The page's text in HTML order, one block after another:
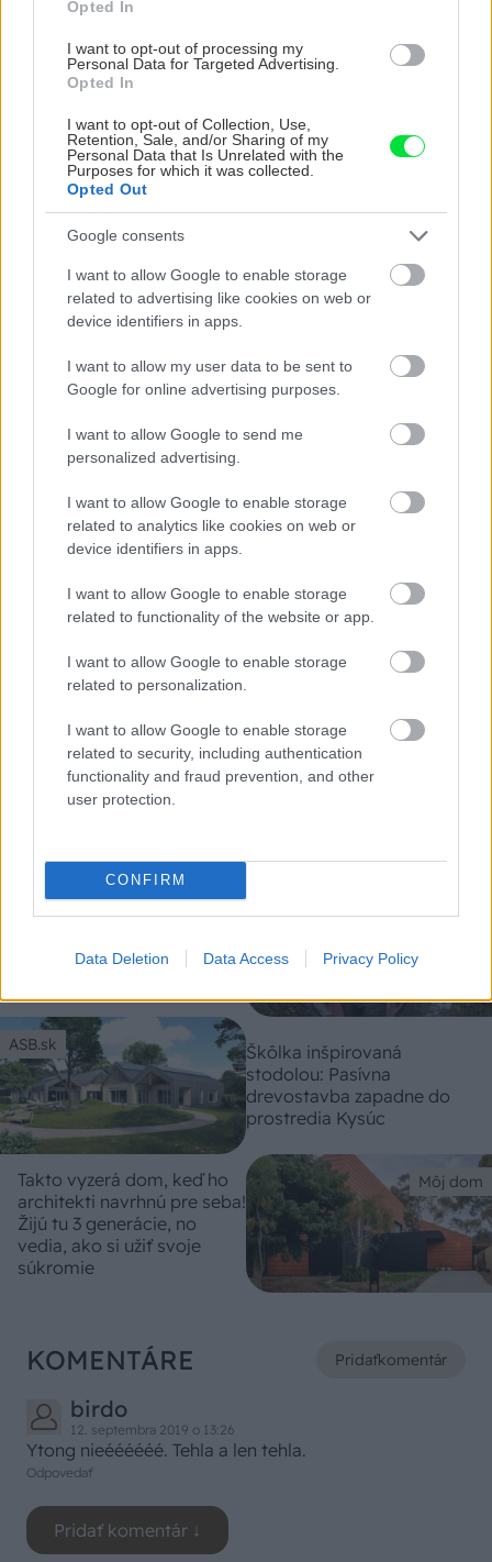
Opted In
I want to opt-out of processing my
Personal Data for Targeted Advertising.
Opted In
I want to opt-out of Collection, Use,
Retention, Sale, and/or Sharing of my
Personal Data that Is Unrelated with the
Purposes for which it was collected.
Opted Out
Google consents
I want to allow Google to enable storage
related to advertising like cookies on web or
device identifiers in apps.
I want to allow my user data to be sent to
Google for online advertising purposes.
I want to allow Google to send me
personalized advertising.
I want to allow Google to enable storage
related to analytics like cookies on web or
device identifiers in apps.
I want to allow Google to enable storage
related to functionality of the website or app.
I want to allow Google to enable storage
related to personalization.
I want to allow Google to enable storage
related to security, including authentication
functionality and fraud prevention, and other
user protection.
CONFIRM
Data Deletion Data Access Privacy Policy
KMB Sendwix – kompletný
Pri Zlatých Moravciach si
svojpomocne postavil
Mesačne platí iba 50 €!
Stavebný materiál
Chceli by ste bývať v
mesačne iba 50 €?
Stavebný materiál
Dom pre rodinu stojí, teraz
sú na rade papagáje
Zničenú secesnú vilu v
Prahe nahradili tri moderné
domy vznášajúce sa nad
Bjørn Kierulf: Potrebujeme
spôsobom
ASB.sk
Škôlka inšpirovaná
stodolou: Pasívna
drevostavba zapadne do
prostredia Kysúc
Môj dom
Takto vyzerá dom, keď ho
architekti navrhnú pre seba!
Žijú tu 3 generácie, no
vedia, ako si užiť svoje
súkromie
KOMENTÁRE Pridaťkomentár
birdo
12. septembra 2019 o 13:26
Ytong nieéééééé. Tehla a len tehla.
Odpovedať